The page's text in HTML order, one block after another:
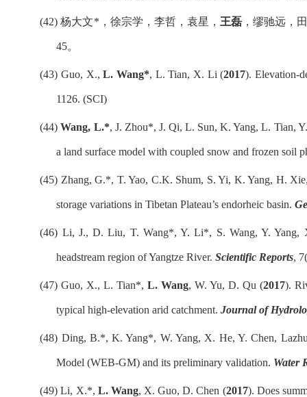
(42) 杨大文* ，徐宗学，李哲，袁星， 王磊 ，缪驰远，
45。
(43) Guo, X.,L. Wang*, L. Tian, X. Li (2017). Elevation-
1126. (SCI)
(44) Wang, L.*, J. Zhou*, J. Qi, L. Sun, K. Yang, L. Tian,
a land surface model with coupled snow and frozen soil
(45) Zhang, G.*, T. Yao, C.K. Shum, S. Yi, K. Yang, H.
storage variations in Tibetan Plateau’s endorheic basin.
(46) Li, J., D. Liu, T. Wang*, Y. Li*, S. Wang, Y. Yang,
headstream region of Yangtze River.Scientific Reports,
(47) Guo, X., L. Tian*,L. Wang, W. Yu, D. Qu (2017).
typical high-elevation arid catchment.Journal of
(48) Ding, B.*, K. Yang*, W. Yang, X. He, Y. Chen,
Model (WEB-GM) and its preliminary validation. Water
(49) Li, X.*, L. Wang, X. Guo, D. Chen (2017). Does